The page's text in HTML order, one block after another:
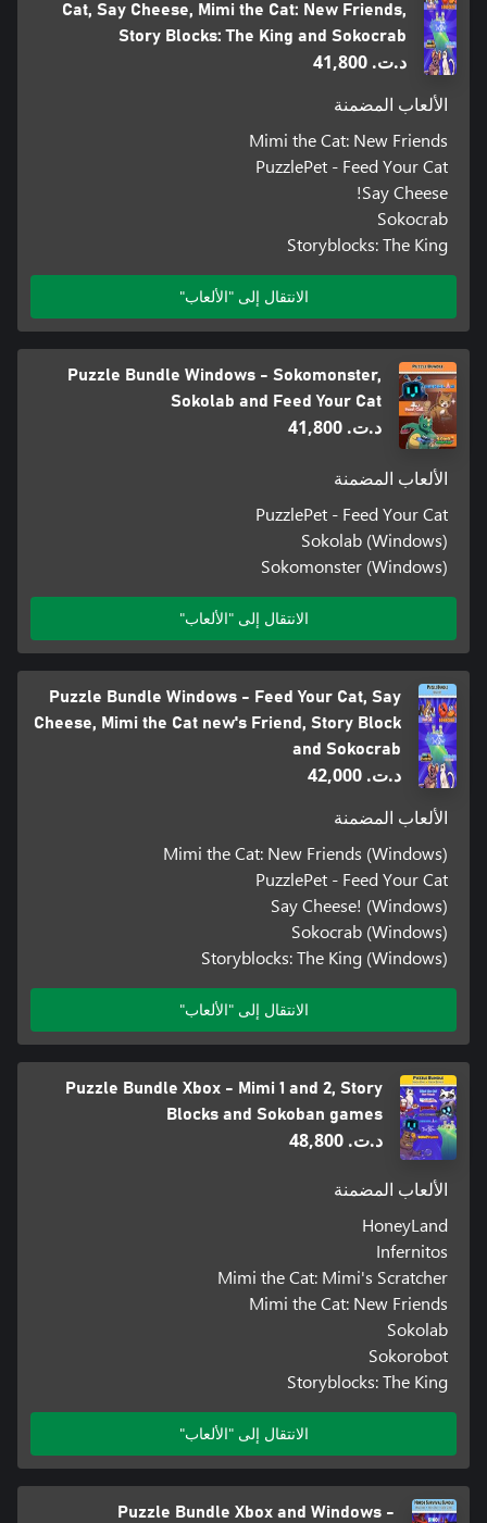
Cat, Say Cheese, Mimi the Cat: New Friends,
Story Blocks: The King and Sokocrab
د.ت.‏ 41,800
الألعاب المضمنة
Mimi the Cat: New Friends
PuzzlePet - Feed Your Cat
Say Cheese!
Sokocrab
Storyblocks: The King
الانتقال إلى "الألعاب"
Puzzle Bundle Windows - Sokomonster,
Sokolab and Feed Your Cat
د.ت.‏ 41,800
الألعاب المضمنة
PuzzlePet - Feed Your Cat
Sokolab (Windows)
Sokomonster (Windows)
الانتقال إلى "الألعاب"
Puzzle Bundle Windows - Feed Your Cat, Say
Cheese, Mimi the Cat new's Friend, Story Block
and Sokocrab
د.ت.‏ 42,000
الألعاب المضمنة
Mimi the Cat: New Friends (Windows)
PuzzlePet - Feed Your Cat
Say Cheese! (Windows)
Sokocrab (Windows)
Storyblocks: The King (Windows)
الانتقال إلى "الألعاب"
Puzzle Bundle Xbox - Mimi 1 and 2, Story
Blocks and Sokoban games
د.ت.‏ 48,800
الألعاب المضمنة
HoneyLand
Infernitos
Mimi the Cat: Mimi's Scratcher
Mimi the Cat: New Friends
Sokolab
Sokorobot
Storyblocks: The King
الانتقال إلى "الألعاب"
Puzzle Bundle Xbox and Windows -